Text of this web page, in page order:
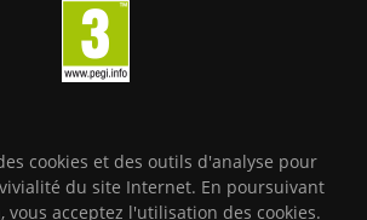
cookies et des outils d'analyse pour
du site Internet. En poursuivant
vous acceptez l'utilisation des cookies.